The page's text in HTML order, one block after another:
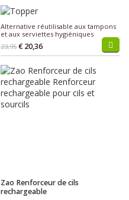
Alternative réutilisable aux tampons
et aux serviettes hygiéniques
23,95 € 20,36
Zao Renforceur de cils
rechargeable